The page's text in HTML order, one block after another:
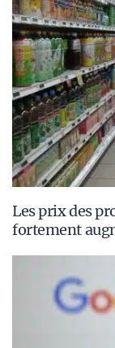
Les prix des
fortement